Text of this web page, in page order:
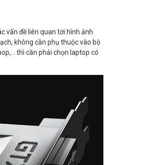
vấn đề liên quan tới hình ảnh
không cần phụ thuộc vào bộ
thì cần phải chọn laptop có